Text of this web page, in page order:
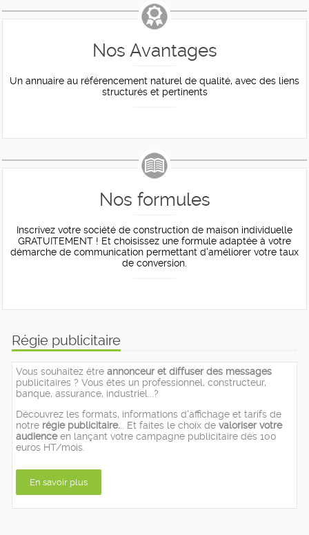
Nos Avantages
Un annuaire au référencement naturel de qualité, avec des liens
structurés et pertinents
Nos formules
Inscrivez votre société de construction de maison individuelle
GRATUITEMENT ! Et choisissez une formule adaptée à votre
démarche de communication permettant d'améliorer votre taux
de conversion.
Régie publicitaire
Vous souhaitez être annonceur et diffuser des messages
publicitaires ? Vous êtes un professionnel, constructeur,
banque, assurance, industriel...?
Découvrez les formats, informations d'affichage et tarifs de
notre régie publicitaire. .. Et faites le choix de valoriser votre
audienceen lançant votre campagne publicitaire dès 100
euros HT/mois.
En savoir plus